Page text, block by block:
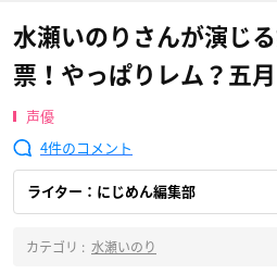
水瀬いのりさんが演じ
票！やっぱりレム？五
声優
4
ライター：にじめん編集部
カテゴリ : 水瀬いのり